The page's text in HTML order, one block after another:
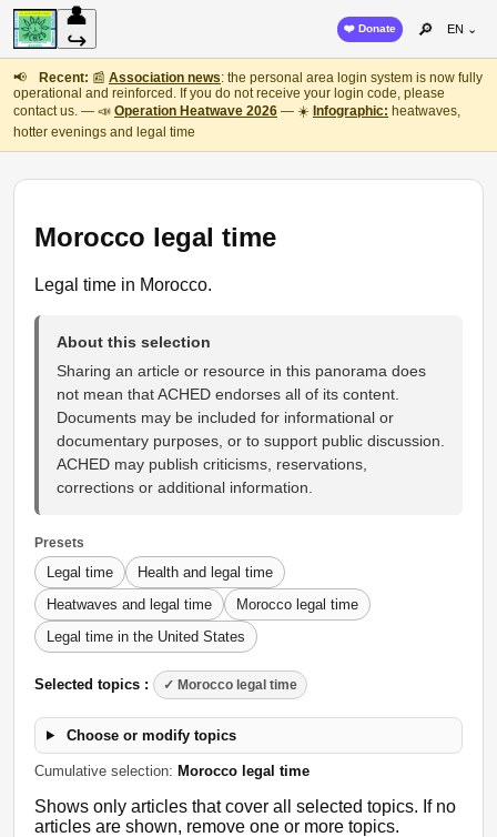
👤
↪
❤️ Donate 🔎 EN ⌄
📢 Recent: 📰 Association news: the personal area login system is now fully
operational and reinforced. If you do not receive your login code, please
contact us. — 📣 Operation Heatwave 2026 — ☀️ Infographic: heatwaves,
hotter evenings and legal time
Morocco legal time
Legal time in Morocco.
About this selection
Sharing an article or resource in this panorama does
not mean that ACHED endorses all of its content.
Documents may be included for informational or
documentary purposes, or to support public discussion.
ACHED may publish criticisms, reservations,
corrections or additional information.
Presets
Legal time
Health and legal time
Heatwaves and legal time
Morocco legal time
Legal time in the United States
Selected topics : ✓ Morocco legal time
Choose or modify topics
Cumulative selection: Morocco legal time
Shows only articles that cover all selected topics. If no
articles are shown, remove one or more topics.